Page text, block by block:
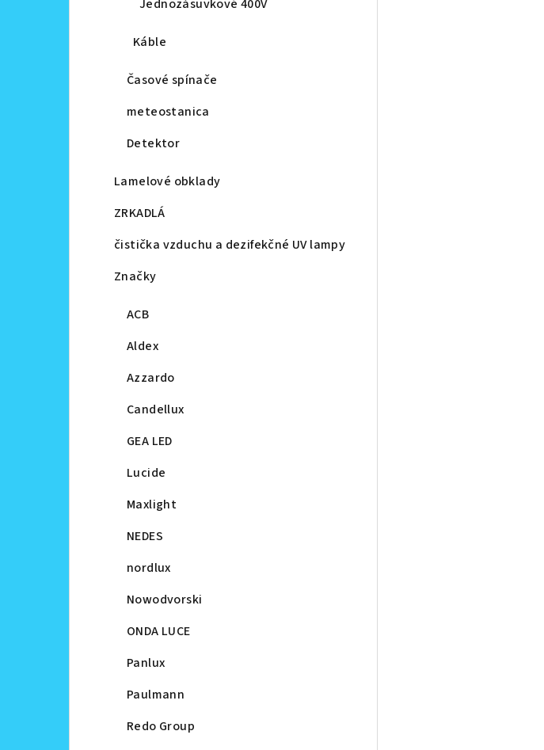
Jednozásuvkové 400V
Káble
Časové spínače
meteostanica
Detektor
Lamelové obklady
ZRKADLÁ
čistička vzduchu a dezifekčné UV lampy
Značky
ACB
Aldex
Azzardo
Candellux
GEA LED
Lucide
Maxlight
NEDES
nordlux
Nowodvorski
ONDA LUCE
Panlux
Paulmann
Redo Group